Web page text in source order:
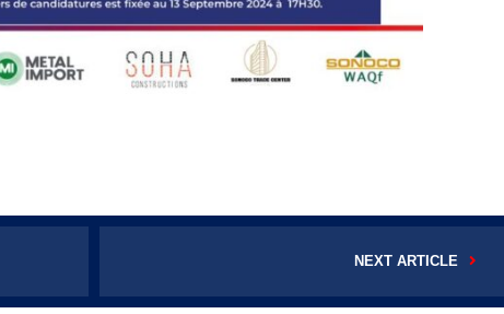
NEXT ARTICLE